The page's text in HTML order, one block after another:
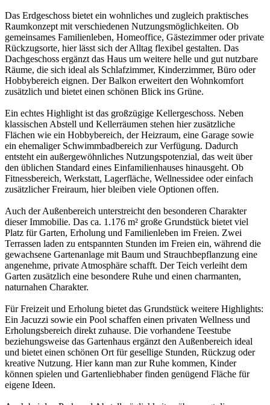
Das Erdgeschoss bietet ein wohnliches und zugleich praktisches
Raumkonzept mit verschiedenen Nutzungsmöglichkeiten. Ob
gemeinsames Familienleben, Homeoffice, Gästezimmer oder private
Rückzugsorte, hier lässt sich der Alltag flexibel gestalten. Das
Dachgeschoss ergänzt das Haus um weitere helle und gut nutzbare
Räume, die sich ideal als Schlafzimmer, Kinderzimmer, Büro oder
Hobbybereich eignen. Der Balkon erweitert den Wohnkomfort
zusätzlich und bietet einen schönen Blick ins Grüne.
Ein echtes Highlight ist das großzügige Kellergeschoss. Neben
klassischen Abstell und Kellerräumen stehen hier zusätzliche
Flächen wie ein Hobbybereich, der Heizraum, eine Garage sowie
ein ehemaliger Schwimmbadbereich zur Verfügung. Dadurch
entsteht ein außergewöhnliches Nutzungspotenzial, das weit über
den üblichen Standard eines Einfamilienhauses hinausgeht. Ob
Fitnessbereich, Werkstatt, Lagerfläche, Wellnessidee oder einfach
zusätzlicher Freiraum, hier bleiben viele Optionen offen.
Auch der Außenbereich unterstreicht den besonderen Charakter
dieser Immobilie. Das ca. 1.176 m² große Grundstück bietet viel
Platz für Garten, Erholung und Familienleben im Freien. Zwei
Terrassen laden zu entspannten Stunden im Freien ein, während die
gewachsene Gartenanlage mit Baum und Strauchbepflanzung eine
angenehme, private Atmosphäre schafft. Der Teich verleiht dem
Garten zusätzlich eine besondere Ruhe und einen charmanten,
naturnahen Charakter.
Für Freizeit und Erholung bietet das Grundstück weitere Highlights:
Ein Jacuzzi sowie ein Pool schaffen einen privaten Wellness und
Erholungsbereich direkt zuhause. Die vorhandene Teestube
beziehungsweise das Gartenhaus ergänzt den Außenbereich ideal
und bietet einen schönen Ort für gesellige Stunden, Rückzug oder
kreative Nutzung. Hier kann man zur Ruhe kommen, Kinder
können spielen und Gartenliebhaber finden genügend Fläche für
eigene Ideen.